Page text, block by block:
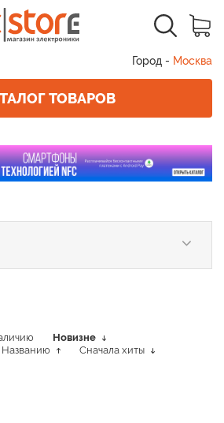
Город - Москва
ТОВАРОВ
Новизне
Названию
Сначала хиты